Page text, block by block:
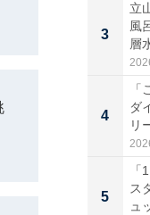
3
立
風
層
帰
4
ダ
リ
わ
5
ス
ュ